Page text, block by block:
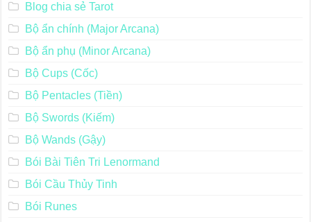
Blog chia sẻ Tarot
Bộ ẩn chính (Major Arcana)
Bộ ẩn phụ (Minor Arcana)
Bộ Cups (Cốc)
Bộ Pentacles (Tiền)
Bộ Swords (Kiếm)
Bộ Wands (Gậy)
Bói Bài Tiên Tri Lenormand
Bói Cầu Thủy Tinh
Bói Runes